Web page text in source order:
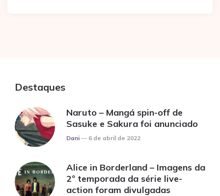
Destaques
Naruto – Mangá spin-off de
Sasuke e Sakura foi anunciado
Posted
Dani 6 de abril de 2022
Alice in Borderland – Imagens da
2º temporada da série live-
action foram divulgadas